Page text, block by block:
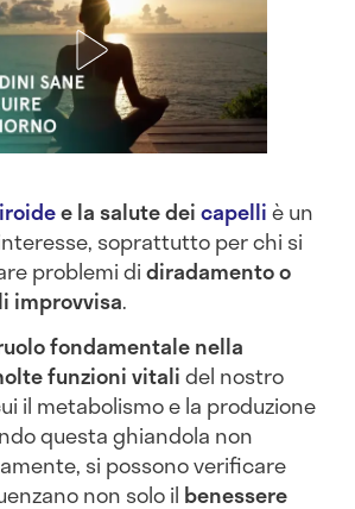
e la salute deicapelliè un
soprattutto per chi si
problemi didiradamento o
improvvisa.
fondamentale nella
funzioni vitalidel nostro
il metabolismo e la produzione
questa ghiandola non
si possono verificare
non solo il benessere